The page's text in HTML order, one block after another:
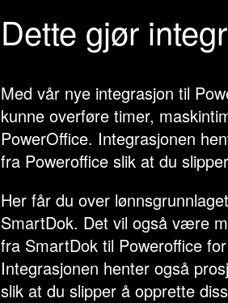
Dette gjør
Med vår nye integrasjon til
kunne overføre timer,
PowerOffice. Integrasjonen
fra Poweroffice slik at du
Her får du over
SmartDok. Det vil også være
fra SmartDok til Poweroffice
Integrasjonen henter også
slik at du slipper å opprette